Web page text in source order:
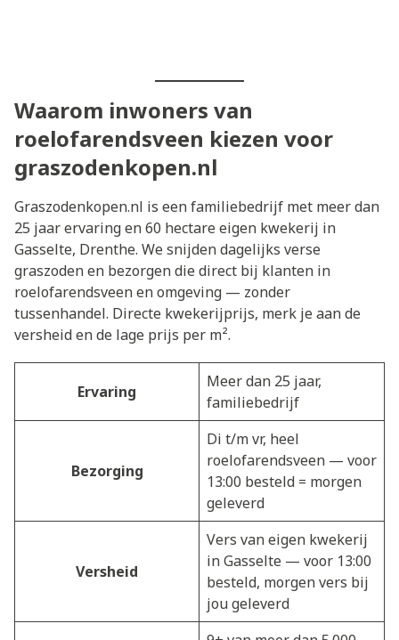
Waarom inwoners van
roelofarendsveen kiezen voor
graszodenkopen.nl
Graszodenkopen.nl is een familiebedrijf met meer dan
25 jaar ervaring en 60 hectare eigen kwekerij in
Gasselte, Drenthe. We snijden dagelijks verse
graszoden en bezorgen die direct bij klanten in
roelofarendsveen en omgeving — zonder
tussenhandel. Directe kwekerijprijs, merk je aan de
versheid en de lage prijs per m².
Ervaring
Meer dan 25 jaar,
familiebedrijf
Bezorging
Di t/m vr, heel
roelofarendsveen — voor
13:00 besteld = morgen
geleverd
Versheid
Vers van eigen kwekerij
in Gasselte — voor 13:00
besteld, morgen vers bij
jou geleverd